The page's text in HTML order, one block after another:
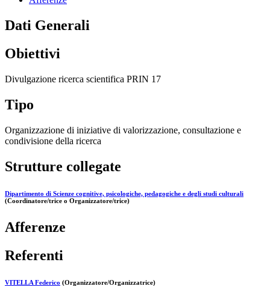
Dati Generali
Obiettivi
Divulgazione ricerca scientifica PRIN 17
Tipo
Organizzazione di iniziative di valorizzazione, consultazione e
condivisione della ricerca
Strutture collegate
Dipartimento di Scienze cognitive, psicologiche, pedagogiche e degli studi culturali
(Coordinatore/trice o Organizzatore/trice)
Afferenze
Referenti
VITELLA Federico (Organizzatore/Organizzatrice)